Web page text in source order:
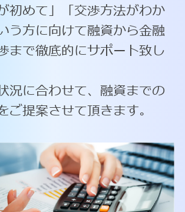
初めて」「交渉方法がわか
う方に向けて融資から金融
まで徹底的にサポート致し
況に合わせて、融資までの
ご提案させて頂きます。